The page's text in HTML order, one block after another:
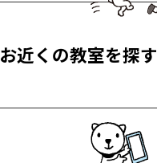
お近くの教室を探す